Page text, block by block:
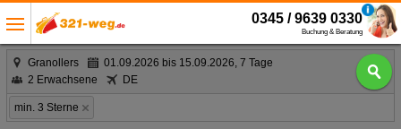
0345 / 9639 0330
Buchung & Beratung
Granollers
01.09.2026 bis 15.09.2026, 7 Tage
2 Erwachsene
DE
min. 3 Sterne